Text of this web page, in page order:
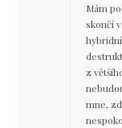
Mám
skončí
z
mne,